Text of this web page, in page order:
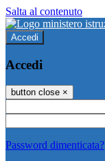
Salta al contenuto
Accedi
Accedi
button close ×
Password dimenticata?